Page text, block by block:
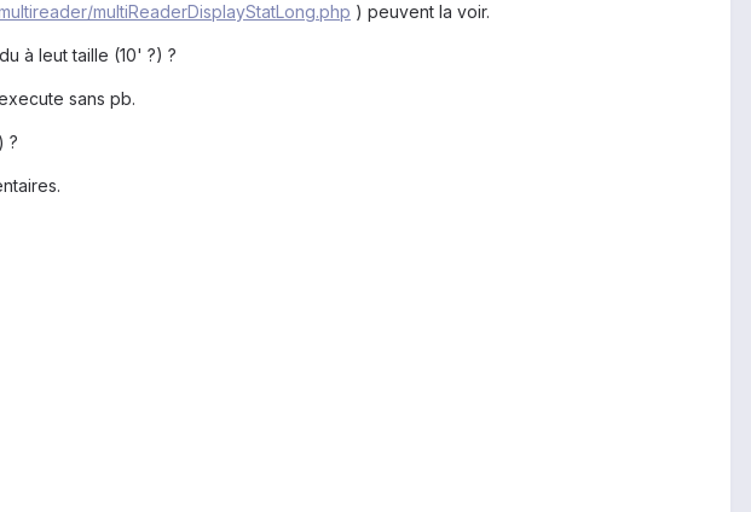
multiReaderDisplayStatLong.php ) peuvent la voir.
à leut taille (10' ?) ?
sans pb.
?